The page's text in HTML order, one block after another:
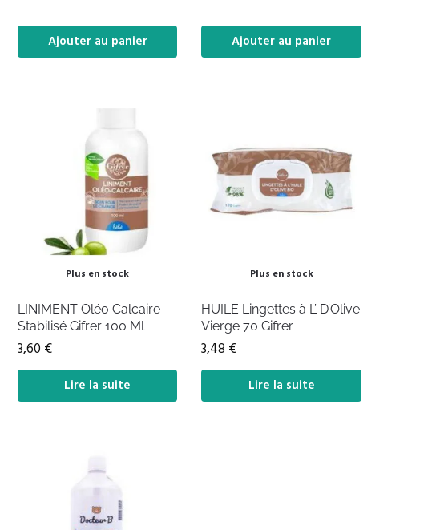
Ajouter au panier Ajouter au panier
Plus en stock
LINIMENT Oléo Calcaire
Stabilisé Gifrer 100 Ml
3,60 €
Lire la suite
Plus en stock
HUILE Lingettes à L’ D’Olive
Vierge 70 Gifrer
3,48 €
Lire la suite